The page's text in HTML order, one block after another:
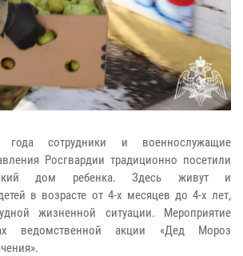
года сотрудники и военнослужащие
Росгвардии традиционно посетили
дом ребенка. Здесь живут и
в возрасте от 4-х месяцев до 4-х лет,
жизненной ситуации. Мероприятие
ведомственной акции «Дед Мороз